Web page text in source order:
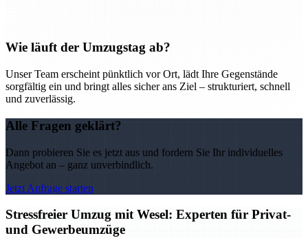
Wie läuft der Umzugstag ab?
Unser Team erscheint pünktlich vor Ort, lädt Ihre Gegenstände
sorgfältig ein und bringt alles sicher ans Ziel – strukturiert, schnell
und zuverlässig.
Alle Fragen geklärt?
Dann probieren Sie es jetzt aus und fordern Sie Ihr individuelles
Angebot an – ganz unverbindlich.
Jetzt Anfrage starten
Stressfreier Umzug mit Wesel: Experten für Privat-
und Gewerbeumzüge